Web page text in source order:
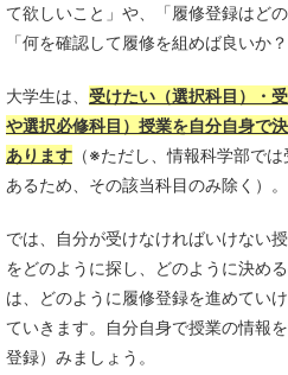
て欲しいこと」や、「履修登録はど
「何を確認して履修を組めば良いか
大学生は、 受けたい（選択科目）・
や選択必修科目）授業を自分自身で
あります （※ただし、情報科学部で
あるため、その該当科目のみ除く）。
では、自分が受けなければいけない
をどのように探し、どのように決め
は、どのように履修登録を進めてい
ていきます。自分自身で授業の情報
登録）みましょう。